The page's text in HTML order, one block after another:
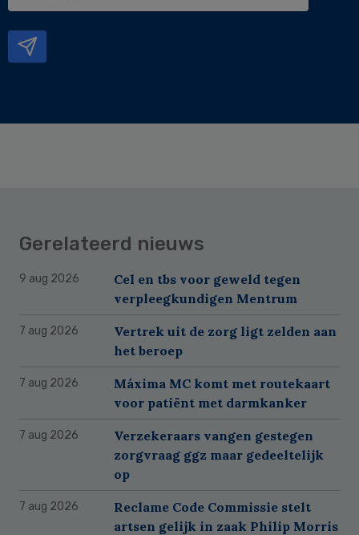
Gerelateerd nieuws
9 aug 2026
Cel en tbs voor geweld tegen
verpleegkundigen Mentrum
7 aug 2026
Vertrek uit de zorg ligt zelden aan
het beroep
7 aug 2026
Máxima MC komt met routekaart
voor patiënt met darmkanker
7 aug 2026
Verzekeraars vangen gestegen
zorgvraag ggz maar gedeeltelijk
op
7 aug 2026
Reclame Code Commissie stelt
artsen gelijk in zaak Philip Morris